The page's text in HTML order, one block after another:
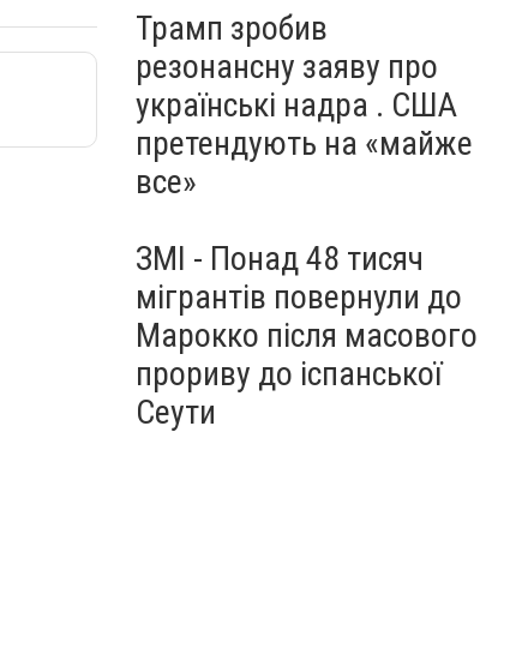
Трамп зробив
резонансну заяву про
українські надра . США
претендують на «майже
все»
ЗМІ - Понад 48 тисяч
мігрантів повернули до
Марокко після масового
прориву до іспанської
Сеути